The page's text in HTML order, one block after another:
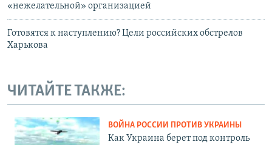
«нежелательной» организацией
Готовятся к наступлению? Цели российских обстрелов
Харькова
ЧИТАЙТЕ ТАКЖЕ:
ВОЙНА РОССИИ ПРОТИВ УКРАИНЫ
Как Украина берет под контроль